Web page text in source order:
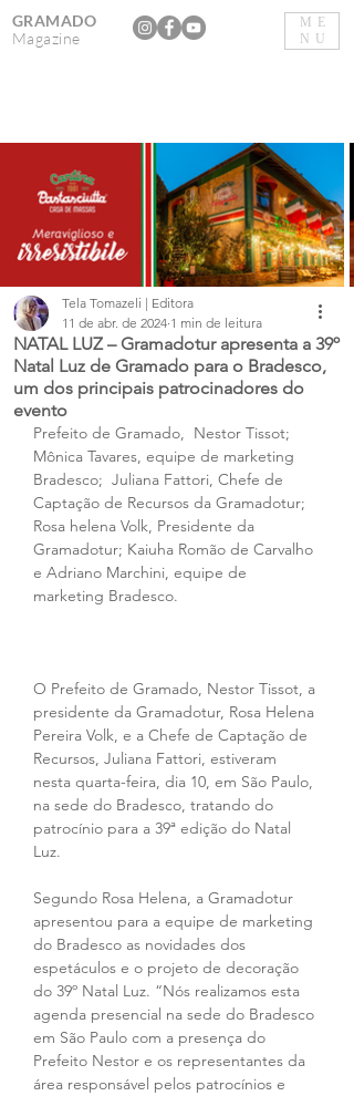
ME
NU
GRAMADO
Magazine
NATAL LUZ – Gramadotur apresenta a 39º
Natal Luz de Gramado para o Bradesco,
um dos principais patrocinadores do
evento
Tela Tomazeli | Editora
11 de abr. de 2024 1 min de leitura
Prefeito de Gramado,  Nestor Tissot;
Mônica Tavares, equipe de marketing
Bradesco;  Juliana Fattori, Chefe de
Captação de Recursos da Gramadotur;
Rosa helena Volk, Presidente da
Gramadotur; Kaiuha Romão de Carvalho
e Adriano Marchini, equipe de
marketing Bradesco.
O Prefeito de Gramado, Nestor Tissot, a
presidente da Gramadotur, Rosa Helena
Pereira Volk, e a Chefe de Captação de
Recursos, Juliana Fattori, estiveram
nesta quarta-feira, dia 10, em São Paulo,
na sede do Bradesco, tratando do
patrocínio para a 39ª edição do Natal
Luz.
Segundo Rosa Helena, a Gramadotur
apresentou para a equipe de marketing
do Bradesco as novidades dos
espetáculos e o projeto de decoração
do 39º Natal Luz. “Nós realizamos esta
agenda presencial na sede do Bradesco
em São Paulo com a presença do
Prefeito Nestor e os representantes da
área responsável pelos patrocínios e